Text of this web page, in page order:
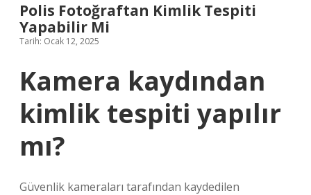
Polis Fotoğraftan Kimlik Tespiti
Yapabilir Mi
Tarih: Ocak 12, 2025
Kamera kaydından
kimlik tespiti yapılır
mı?
Güvenlik kameraları tarafından kaydedilen